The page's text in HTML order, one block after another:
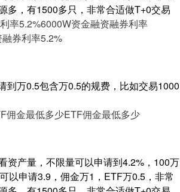
多，有1500多只，非常合适做T+0交易
率5.2%6000W资金融资融券利率
券利率5.2%
到万0.5包含万0.5的规费，比如交易1000
佣金最低多少ETF佣金最低多少
资产量，不限量可以申请到4.2%，100万
以申请3.9，佣金万1，ETF万0.5，非常